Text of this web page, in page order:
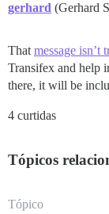
gerhard (Gerhard
That message isn’t
Transifex and help
there, it will be
4 curtidas
Tópicos
Tópico